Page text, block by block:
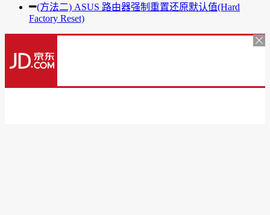
(方法二) ASUS 路由器强制重置还原默认值(Hard
Factory Reset)